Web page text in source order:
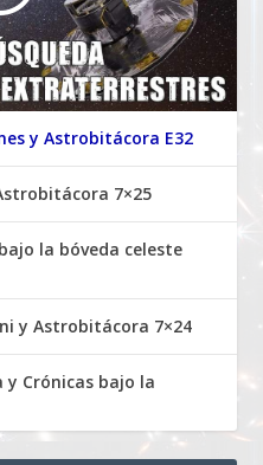
y Astrobitácora E32
7×25
la bóveda celeste
y Astrobitácora 7×24
Crónicas bajo la